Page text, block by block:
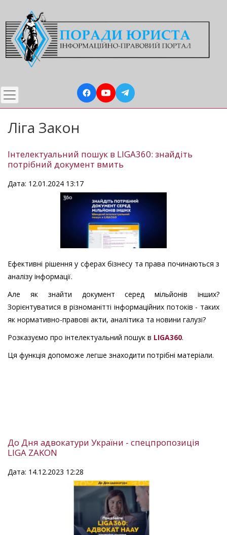
до
основного
вмісту
Ліга Закон
Інтелектуальний пошук в LIGA360: знайдіть
потрібний документ вмить
Дата: 12.01.2024 13:17
Ефективні рішення у сферах бізнесу та права починаються з
аналізу інформації.
Але як знайти документ серед мільйонів інших?
Зорієнтуватися в різноманітті інформаційних потоків - таких
як нормативно-правові акти, аналітика та новини галузі?
Розказуємо про інтелектуальний пошук в LIGA360.
Ця функція допоможе легше знаходити потрібні матеріали.
До Дня адвокатури України - спецпропозиція
LIGA ZAKON
Дата: 14.12.2023 12:28